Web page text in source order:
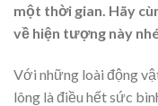
một thời gian. Hãy
về hiện tượng này
Với những loài động
lông là điều hết sức